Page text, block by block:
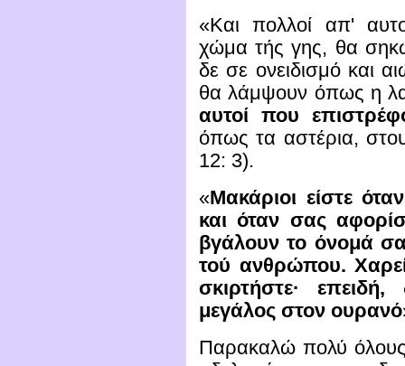
«Και πολλοί απ'
χώμα τής γης, θα
δε σε ονειδισμό και
θα λάμψουν όπως η
αυτοί που
όπως τα αστέρια,
12: 3).
«Μακάριοι είστε
και όταν σας
βγάλουν το όνομά
τού ανθρώπου.
σκιρτήστε·
μεγάλος στον ουρανό
Παρακαλώ πολύ